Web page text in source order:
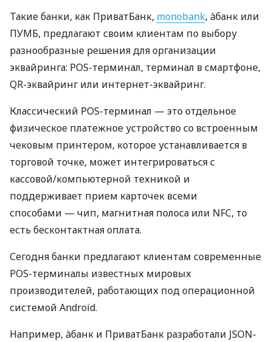
Такие банки, как ПриватБанк, monobank, àбанк или
ПУМБ, предлагают своим клиентам по выбору
разнообразные решения для организации
эквайринга: POS-терминал, терминал в смартфоне,
QR-эквайринг или интернет-эквайринг.
Классический POS-терминал — это отдельное
физическое платежное устройство со встроенным
чековым принтером, которое устанавливается в
торговой точке, может интегрироваться с
кассовой/компьютерной техникой и
поддерживает прием карточек всеми
способами — чип, магнитная полоса или NFC, то
есть бесконтактная оплата.
Сегодня банки предлагают клиентам современные
POS-терминалы известных мировых
производителей, работающих под операционной
системой Android.
Например, àбанк и ПриватБанк разработали JSON-